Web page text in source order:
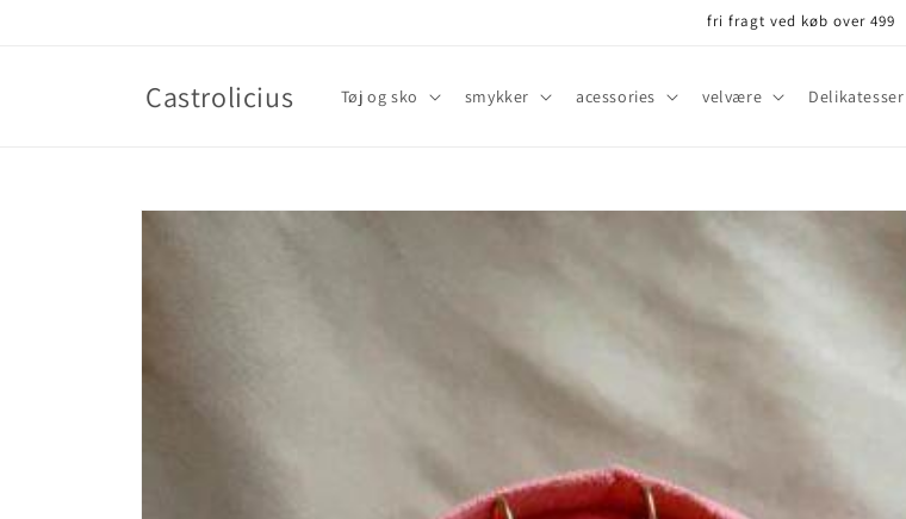
fri fragt ved køb over 499
Castrolicius Tøj og sko smykker acessories velvære Delikatesser